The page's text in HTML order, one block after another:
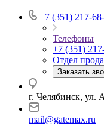
+7 (351) 217-
Телефоны
+7 (351)
Отдел
Заказать
г. Челябинск, ул.
mail@gatemax.ru